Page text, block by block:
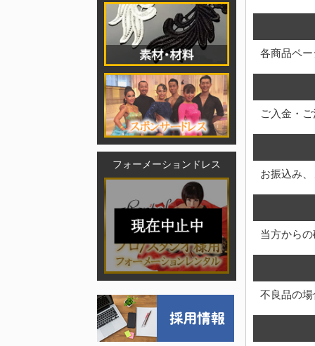
フォーメーションドレス
各商品ペ
ご入金・
お振込み
当方から
不良品の